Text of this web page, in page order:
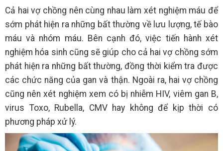
Cả hai vợ chồng nên cùng nhau làm xét nghiệm máu để
sớm phát hiện ra những bất thường về lưu lượng, tế bào
máu và nhóm máu. Bên cạnh đó, việc tiến hành xét
nghiệm hóa sinh cũng sẽ giúp cho cả hai vợ chồng sớm
phát hiện ra những bất thường, đồng thời kiểm tra được
các chức năng của gan và thận. Ngoài ra, hai vợ chồng
cũng nên xét nghiệm xem có bị nhiễm HIV, viêm gan B,
virus Toxo, Rubella, CMV hay không để kịp thời có
phương pháp xử lý.